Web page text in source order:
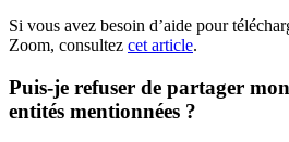
Si vous avez besoin d’aide pour
Zoom, consultez cet article.
Puis-je refuser de partager
entités mentionnées ?